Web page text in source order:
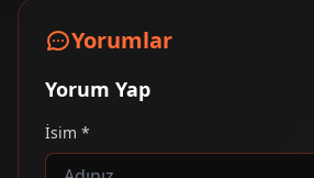
Yorumlar
Yorum Yap
İsim *